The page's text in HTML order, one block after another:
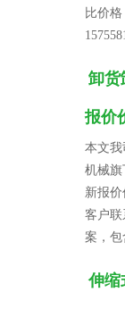
比价
卸货
报价
本文我
机械旗
新报
客户
案，包
伸缩